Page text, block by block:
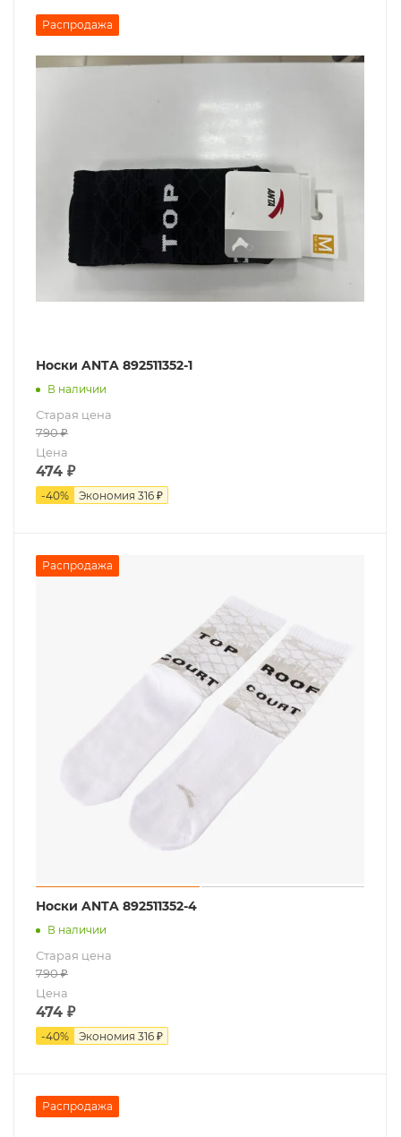
Распродажа
Носки ANTA 892511352-1
В наличии
Старая цена
790₽
Цена
474 ₽
-40% Экономия 316 ₽
Распродажа
Носки ANTA 892511352-4
В наличии
Старая цена
790₽
Цена
474 ₽
-40% Экономия 316 ₽
Распродажа